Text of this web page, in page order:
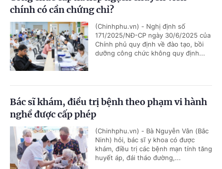
chính có cần chứng chỉ?
(Chinhphu.vn) - Nghị định số
171/2025/NĐ-CP ngày 30/6/2025 của
Chính phủ quy định về đào tạo, bồi
dưỡng công chức không quy định...
Bác sĩ khám, điều trị bệnh theo phạm vi hành
nghề được cấp phép
(Chinhphu.vn) - Bà Nguyễn Vân (Bắc
Ninh) hỏi, bác sĩ y khoa có được
khám, điều trị các bệnh mạn tính tăng
huyết áp, đái tháo đường,...